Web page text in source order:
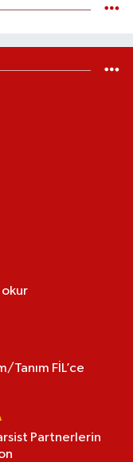
Tanım FİL’ce
Partnerlerin